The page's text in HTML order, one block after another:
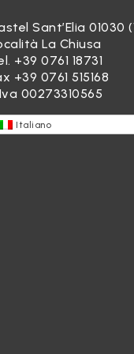
Sant’Elia 01030
La Chiusa
+39 0761 18731
+39 0761 515168
00273310565
Italiano